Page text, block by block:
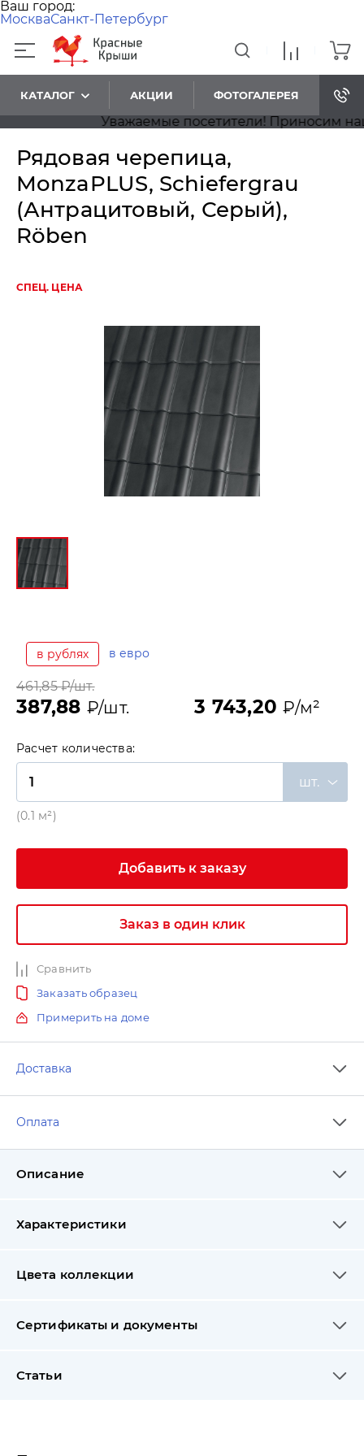
Ваш город:
МоскваСанкт-Петербург
КАТАЛОГ АКЦИИ ФОТОГАЛЕРЕЯ
Уважаемые посетители! Приносим наши
Рядовая черепица,
MonzaPLUS, Schiefergrau
(Антрацитовый, Серый),
Röben
СПЕЦ. ЦЕНА
в рублях в евро
461,85₽/шт.
387,88 ₽/шт. 3 743,20₽/м²
Расчет количества:
шт.
(0.1 м²)
Добавить к заказу
Заказ в один клик
Сравнить
Заказать образец
Примерить на доме
Доставка
Оплата
Описание
Характеристики
Цвета коллекции
Сертификаты и документы
Статьи